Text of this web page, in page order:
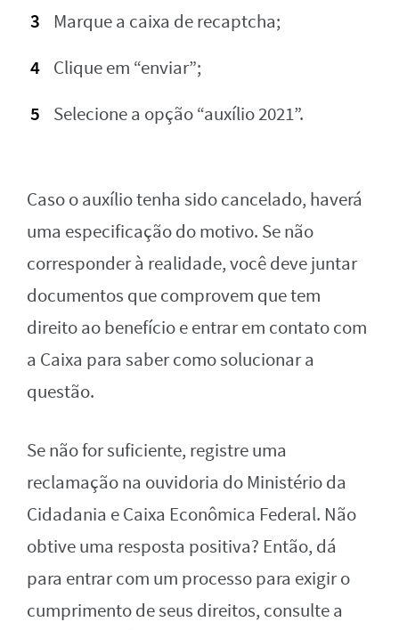
Marque a caixa de recaptcha;
Clique em “enviar”;
Selecione a opção “auxílio 2021”.
Caso o auxílio tenha sido cancelado, haverá
uma especificação do motivo. Se não
corresponder à realidade, você deve juntar
documentos que comprovem que tem
direito ao benefício e entrar em contato com
a Caixa para saber como solucionar a
questão.
Se não for suficiente, registre uma
reclamação na ouvidoria do Ministério da
Cidadania e Caixa Econômica Federal. Não
obtive uma resposta positiva? Então, dá
para entrar com um processo para exigir o
cumprimento de seus direitos, consulte a